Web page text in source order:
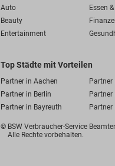
Auto Essen
Beauty
Entertainment
Top Städte mit Vorteilen
Partner in Aachen Partner
Partner in Berlin
Partner
Partner in Bayreuth
Partner
© BSW Verbraucher-Service
Alle Rechte vorbehalten.